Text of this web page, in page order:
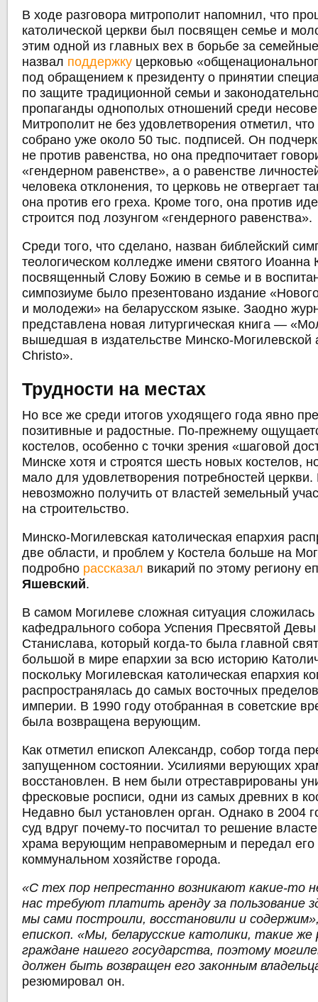
В ходе разговора митрополит напомнил, что
католической церкви был посвящен семье и
этим одной из главных вех в борьбе за
назвал поддержку церковью
под обращением к президенту о принятии
по защите традиционной семьи и
пропаганды однополых отношений среди
Митрополит не без удовлетворения отметил,
собрано уже около 50 тыс. подписей. Он
не против равенства, но она предпочитает
«гендерном равенстве», а о равенстве
человека отклонения, то церковь не отвергает
она против его греха. Кроме того, она против
строится под лозунгом «гендерного равенства».
Среди того, что сделано, назван библейский
теологическом колледже имени святого Иоанна
посвященный Слову Божию в семье и в
симпозиуме было презентовано издание
и молодежи» на беларусском языке. Заодно
представлена новая литургическая книга —
вышедшая в издательстве Минско-Могилевской
Christo».
Трудности на местах
Но все же среди итогов уходящего года явно
позитивные и радостные. По-прежнему
костелов, особенно с точки зрения «шаговой
Минске хотя и строятся шесть новых костелов,
мало для удовлетворения потребностей
невозможно получить от властей земельный
на строительство.
Минско-Могилевская католическая епархия
две области, и проблем у Костела больше на
подробно рассказал викарий по этому региону
Яшевский.
В самом Могилеве сложная ситуация сложилась
кафедрального собора Успения Пресвятой
Станислава, который когда-то была главной
большой в мире епархии за всю историю
поскольку Могилевская католическая епархия
распространялась до самых восточных
империи. В 1990 году отобранная в советские
была возвращена верующим.
Как отметил епископ Александр, собор тогда
запущенном состоянии. Усилиями верующих
восстановлен. В нем были отреставрированы
фресковые росписи, одни из самых древних в
Недавно был установлен орган. Однако в 2004
суд вдруг почему-то посчитал то решение
храма верующим неправомерным и передал
коммунальном хозяйстве города.
«С тех пор непрестанно возникают какие-то
нас требуют платить аренду за пользование
мы сами построили, восстановили и
епископ. «Мы, беларусские католики, такие же
граждане нашего государства, поэтому
должен быть возвращен его законным
резюмировал он.